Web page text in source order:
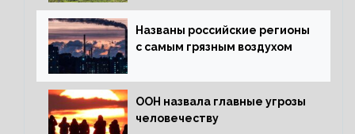
Названы российские регионы
с самым грязным воздухом
ООН назвала главные угрозы
человечеству